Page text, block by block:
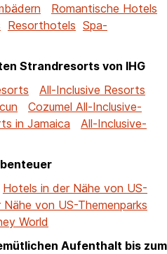
Romantische Hotels
Resorthotels Spa-
Strandresorts von IHG
All-Inclusive Resorts
Cozumel All-Inclusive-
in Jamaica
All-Inclusive-
Hotels in der Nähe von US-
von US-Themenparks
World
Aufenthalt bis zum